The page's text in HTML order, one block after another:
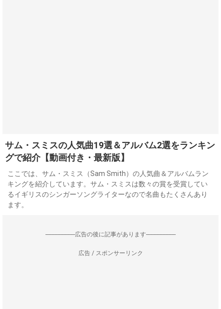
サム・スミスの人気曲19選＆アルバム2選をランキン
グで紹介【動画付き・最新版】
ここでは、サム・スミス（Sam Smith）の人気曲＆アルバムラン
キングを紹介しています。サム・スミスは数々の賞を受賞してい
るイギリスのシンガーソングライターなので名曲もたくさんあり
ます。
--------------------広告の後に記事があります--------------------
広告 / スポンサーリンク